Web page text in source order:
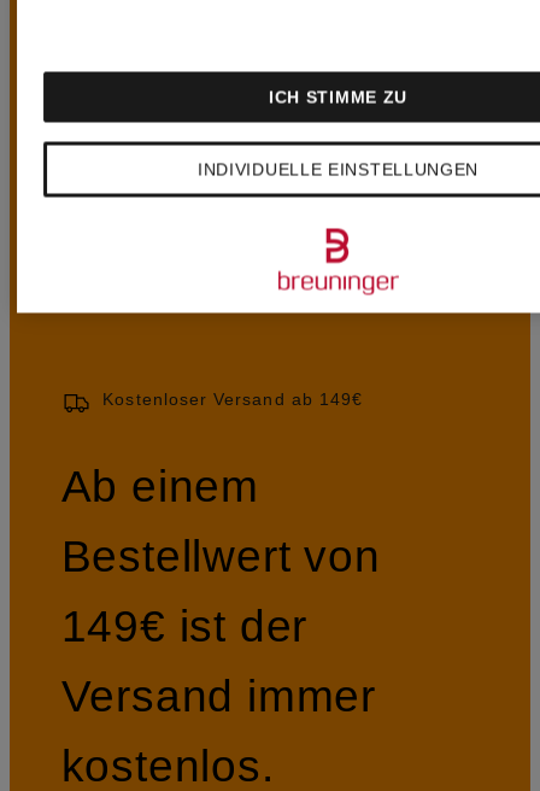
UNSERE
VORTEILE
Kostenloser Versand ab 149€
Ab einem
Bestellwert von
149€ ist der
Versand immer
kostenlos.
INDIVIDUELLE EINSTELLUNGEN
ICH STIMME ZU